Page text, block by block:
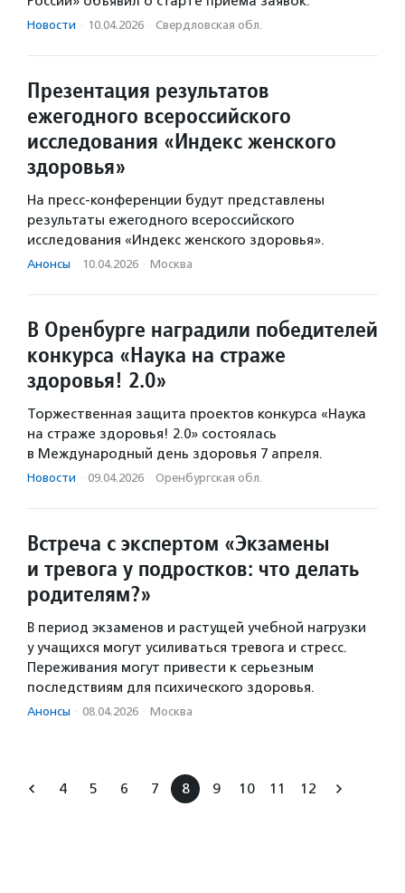
Новости · 10.04.2026 · Свердловская обл.
Презентация результатов
ежегодного всероссийского
исследования «Индекс женского
здоровья»
На пресс-конференции будут представлены
результаты ежегодного всероссийского
исследования «Индекс женского здоровья».
Анонсы · 10.04.2026 · Москва
В Оренбурге наградили победителей
конкурса «Наука на страже
здоровья! 2.0»
Торжественная защита проектов конкурса «Наука
на страже здоровья! 2.0» состоялась
в Международный день здоровья 7 апреля.
Новости · 09.04.2026 · Оренбургская обл.
Встреча с экспертом «Экзамены
и тревога у подростков: что делать
родителям?»
В период экзаменов и растущей учебной нагрузки
у учащихся могут усиливаться тревога и стресс.
Переживания могут привести к серьезным
последствиям для психического здоровья.
Анонсы · 08.04.2026 · Москва
4 5 6 7 8 9 10 11 12